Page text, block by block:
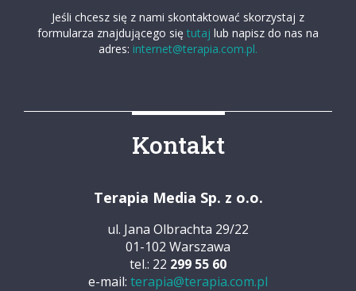
Jeśli chcesz się z nami skontaktować skorzystaj z
formularza znajdującego się tutaj lub napisz do nas na
adres: internet@terapia.com.pl.
Kontakt
Terapia Media Sp. z o.o.
ul. Jana Olbrachta 29/22
01-102 Warszawa
tel.: 22 299 55 60
e-mail: terapia@terapia.com.pl